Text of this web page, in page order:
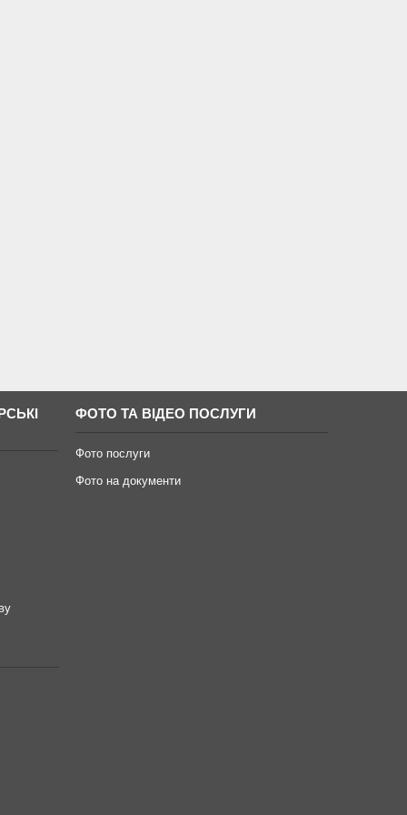
ФОТО ТА ВІДЕО ПОСЛУГИ
Фото послуги
Фото на документи